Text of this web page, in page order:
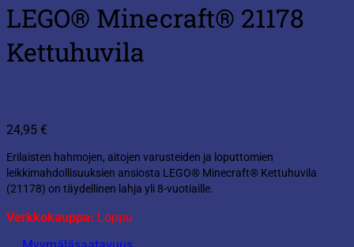
LEGO® Minecraft® 21178
Kettuhuvila
24,95 €
Erilaisten hahmojen, aitojen varusteiden ja loputtomien
leikkimahdollisuuksien ansiosta LEGO® Minecraft® Kettuhuvila
(21178) on täydellinen lahja yli 8-vuotiaille.
Verkkokauppa: Loppu